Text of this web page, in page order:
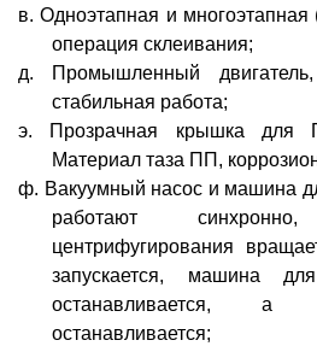
в.Одноэтапная и
операция склеивания;
д.
Промышленный
стабильная работа;
э. Прозрачная крышка для
Материал таза ПП,
ф. Вакуумный насос и машина
работают
центрифугирования
запускается, машина
останавливается, а
останавливается;